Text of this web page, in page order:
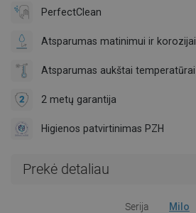
PerfectClean
Atsparumas matinimui ir korozijai
Atsparumas aukštai temperatūrai
2 metų garantija
Higienos patvirtinimas PZH
Prekė detaliau
Serija Milo